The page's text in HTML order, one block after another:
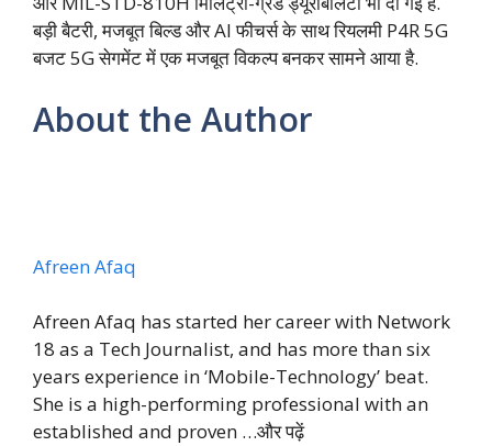
बड़ी बैटरी, मजबूत बिल्ड और AI फीचर्स के साथ रियलमी P4R 5G
बजट 5G सेगमेंट में एक मजबूत विकल्प बनकर सामने आया है.
About the Author
Afreen Afaq
Afreen Afaq has started her career with Network
18 as a Tech Journalist, and has more than six
years experience in ‘Mobile-Technology’ beat.
She is a high-performing professional with an
established and proven …और पढ़ें